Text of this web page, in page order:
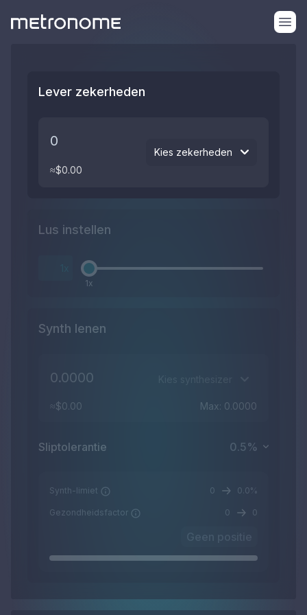
Lever zekerheden
Kies zekerheden
≈$0.00
Lus instellen
1x
Synth lenen
≈$0.00 Max: 0.0000
Sliptolerantie 0.5%
Synth-limiet 0 0.0%
Gezondheidsfactor 0 0